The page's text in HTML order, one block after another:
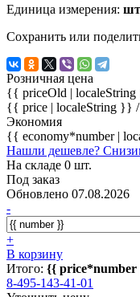
Единица измерения:
Сохранить или
Розничная цена
{{ priceOld |
{{ price | localeString }}
Экономия
{{ economy*number |
Нашли дешевле?
На складе 0 шт.
Под заказ
Обновлено 07.08.2026
-
+
В корзину
Итого: {{ price*number
8-495-143-41-01